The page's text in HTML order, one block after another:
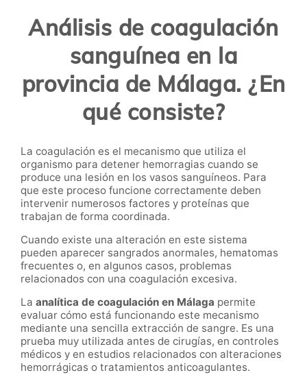
Análisis de coagulación
sanguínea en la
provincia de Málaga. ¿En
qué consiste?
La coagulación es el mecanismo que utiliza el
organismo para detener hemorragias cuando se
produce una lesión en los vasos sanguíneos. Para
que este proceso funcione correctamente deben
intervenir numerosos factores y proteínas que
trabajan de forma coordinada.
Cuando existe una alteración en este sistema
pueden aparecer sangrados anormales, hematomas
frecuentes o, en algunos casos, problemas
relacionados con una coagulación excesiva.
La analítica de coagulación en Málaga permite
evaluar cómo está funcionando este mecanismo
mediante una sencilla extracción de sangre. Es una
prueba muy utilizada antes de cirugías, en controles
médicos y en estudios relacionados con alteraciones
hemorrágicas o tratamientos anticoagulantes.